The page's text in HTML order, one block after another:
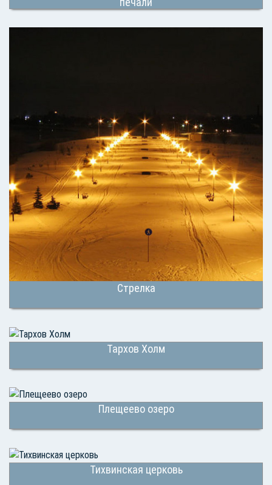
Стрелка
Тархов Холм
Плещеево озеро
Тихвинская церковь